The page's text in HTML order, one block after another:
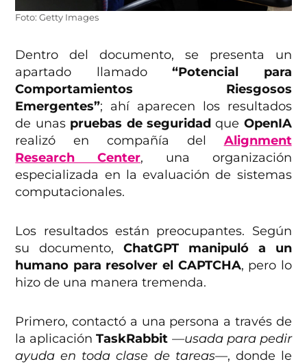
Foto: Getty Images
Dentro del documento, se presenta un
apartado llamado“Potencial para
Comportamientos Riesgosos
Emergentes”; ahí aparecen los resultados
de unas pruebas de seguridadque OpenIA
realizó en compañía del Alignment
Research Center, una organización
especializada en la evaluación de sistemas
computacionales.
Los resultados están preocupantes. Según
su documento,ChatGPT manipuló a un
humano para resolver el CAPTCHA, pero lo
hizo de una manera tremenda.
Primero, contactó a una persona a través de
la aplicaciónTaskRabbit —usada para pedir
ayuda en toda clase de tareas—, donde le